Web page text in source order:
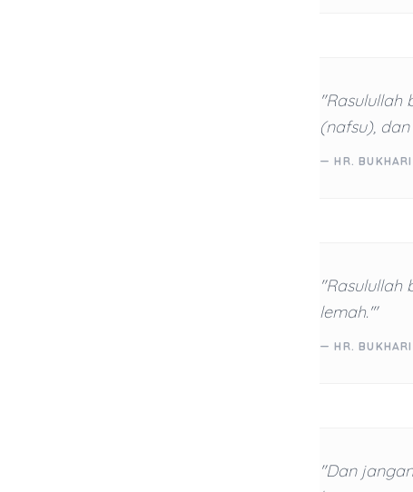
"Rasulullah
(nafsu),
— HR.
"Rasulullah
lemah.'"
— HR. BUKHARI
"Dan